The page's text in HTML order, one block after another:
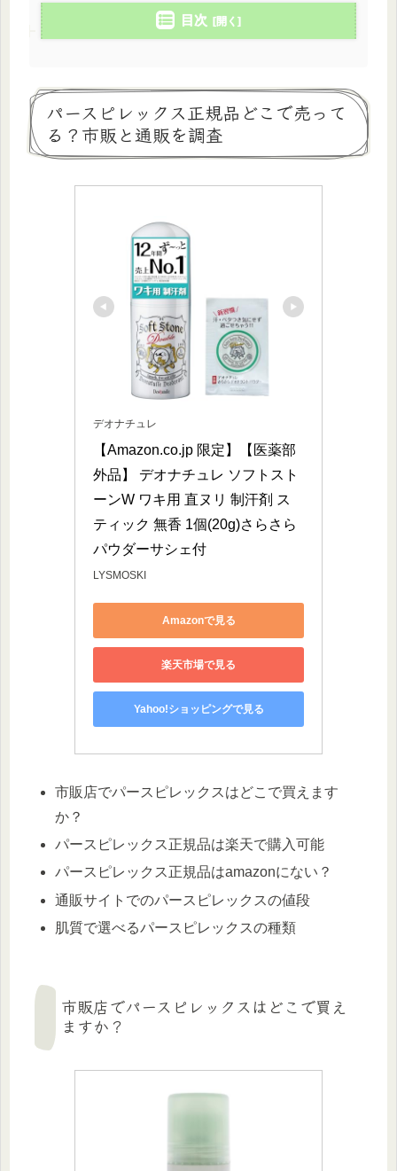
目次
パースピレックス正規品どこで売って
る？市販と通販を調査
デオナチュレ
【Amazon.co.jp 限定】【医薬部
外品】 デオナチュレ ソフトスト
ーンW ワキ用 直ヌリ 制汗剤 ス
ティック 無香 1個(20g)さらさら
パウダーサシェ付
LYSMOSKI
Amazonで見る
楽天市場で見る
Yahoo!ショッピングで見る
市販店でパースピレックスはどこで買えます
か？
パースピレックス正規品は楽天で購入可能
パースピレックス正規品はamazonにない？
通販サイトでのパースピレックスの値段
肌質で選べるパースピレックスの種類
市販店でパースピレックスはどこで買え
ますか？